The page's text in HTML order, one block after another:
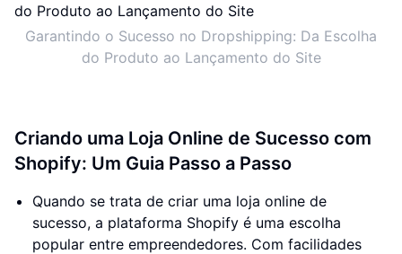
Garantindo o Sucesso no Dropshipping: Da Escolha
do Produto ao Lançamento do Site
Criando uma Loja Online de Sucesso com
Shopify: Um Guia Passo a Passo
Quando se trata de criar uma loja online de
sucesso, a plataforma Shopify é uma escolha
popular entre empreendedores. Com facilidades